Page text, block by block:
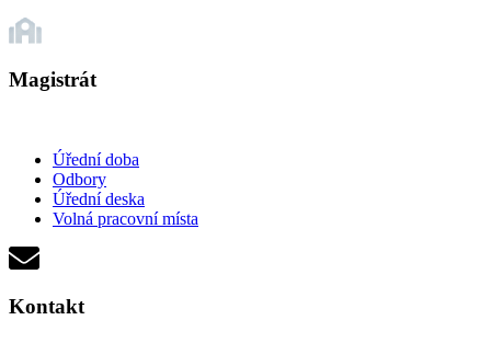
Magistrát
Úřední doba
Odbory
Úřední deska
Volná pracovní místa
Kontakt